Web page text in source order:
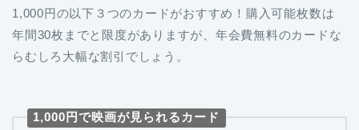
1,000円の以下３つのカードがおすすめ！購入可能枚数は
年間30枚までと限度がありますが、年会費無料のカードな
らむしろ大幅な割引でしょう。
1,000円で映画が見られるカード